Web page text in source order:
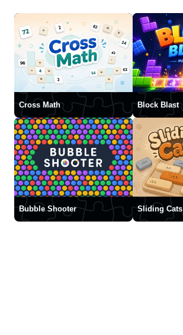
Cross Math Block Blast
Bubble Shooter Sliding Cats